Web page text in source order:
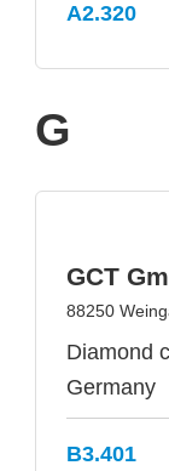
A2.320
G
GCT
88250
Diamond
Germany
B3.401